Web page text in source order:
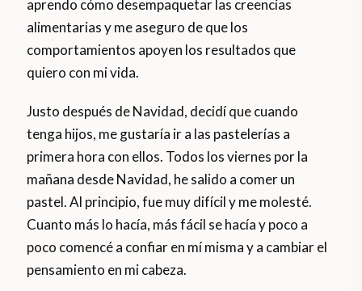
aprendo cómo desempaquetar las creencias
alimentarias y me aseguro de que los
comportamientos apoyen los resultados que
quiero con mi vida.
Justo después de Navidad, decidí que cuando
tenga hijos, me gustaría ir a las pastelerías a
primera hora con ellos. Todos los viernes por la
mañana desde Navidad, he salido a comer un
pastel. Al principio, fue muy difícil y me molesté.
Cuanto más lo hacía, más fácil se hacía y poco a
poco comencé a confiar en mí misma y a cambiar el
pensamiento en mi cabeza.